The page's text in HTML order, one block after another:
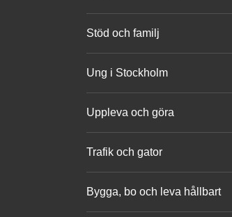
Stöd och familj
Ung i Stockholm
Uppleva och göra
Trafik och gator
Bygga, bo och leva hållbart